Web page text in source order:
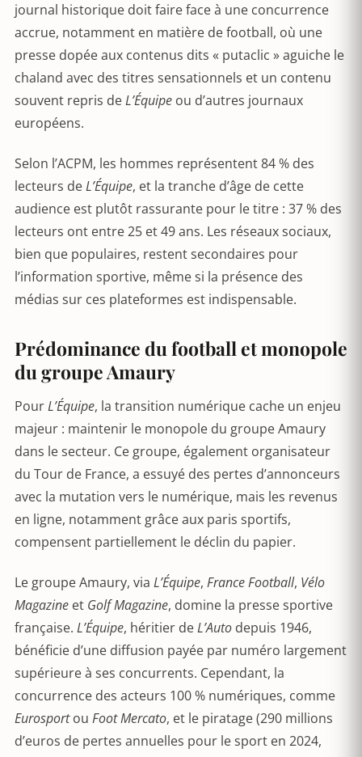
journal historique doit faire face à une concurrence
accrue, notamment en matière de football, où une
presse dopée aux contenus dits « putaclic » aguiche le
chaland avec des titres sensationnels et un contenu
souvent repris deL’Équipe ou d’autres journaux
européens.
Selon l’ACPM, les hommes représentent 84 % des
lecteurs deL’Équipe, et la tranche d’âge de cette
audience est plutôt rassurante pour le titre : 37 % des
lecteurs ont entre 25 et 49 ans. Les réseaux sociaux,
bien que populaires, restent secondaires pour
l’information sportive, même si la présence des
médias sur ces plateformes est indispensable.
Prédominance du football et monopole
du groupe Amaury
PourL’Équipe, la transition numérique cache un enjeu
majeur : maintenir le monopole du groupe Amaury
dans le secteur. Ce groupe, également organisateur
du Tour de France, a essuyé des pertes d’annonceurs
avec la mutation vers le numérique, mais les revenus
en ligne, notamment grâce aux paris sportifs,
compensent partiellement le déclin du papier.
Le groupe Amaury, via L’Équipe, France Football, Vélo
Magazine et Golf Magazine, domine la presse sportive
française. L’Équipe, héritier deL’Auto depuis 1946,
bénéficie d’une diffusion payée par numéro largement
supérieure à ses concurrents. Cependant, la
concurrence des acteurs 100 % numériques, comme
Eurosportou Foot Mercato, et le piratage (290 millions
d’euros de pertes annuelles pour le sport en 2024,